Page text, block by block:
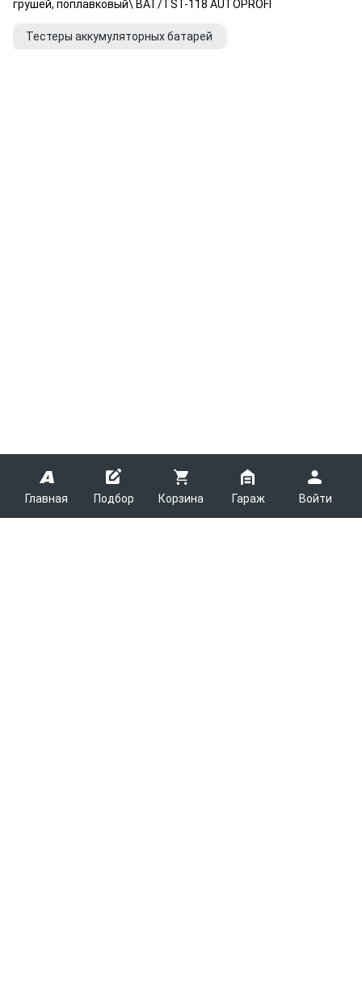
Главная Подбор Корзина Гараж Войти
грушей, поплавковый\ BAT/TST-118 AUTOPROFI
Тестеры аккумуляторных батарей